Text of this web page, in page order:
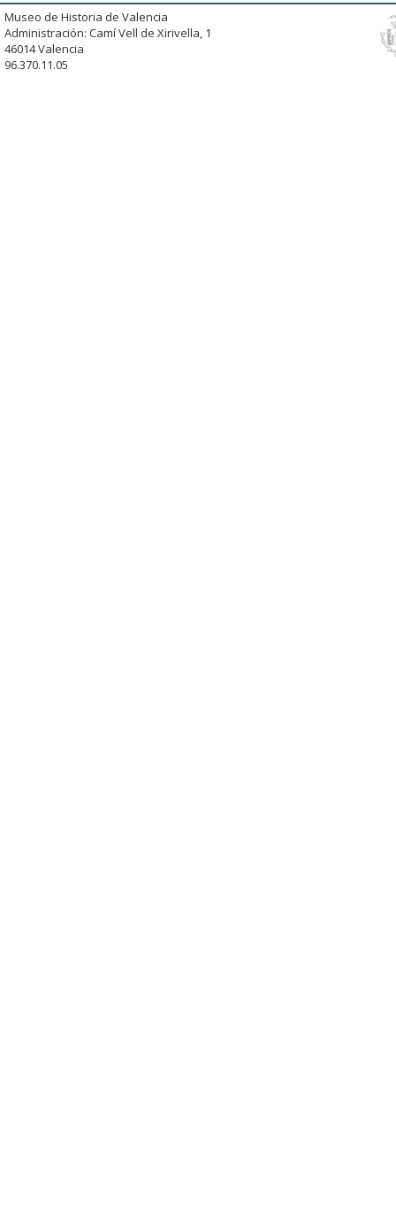
Museo de Historia de Valencia
Administración: Camí Vell de Xirivella, 1
46014 Valencia
96.370.11.05